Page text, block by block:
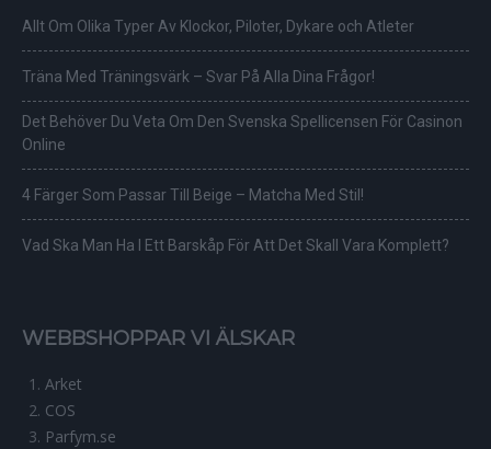
Allt Om Olika Typer Av Klockor, Piloter, Dykare och Atleter
Träna Med Träningsvärk – Svar På Alla Dina Frågor!
Det Behöver Du Veta Om Den Svenska Spellicensen För Casinon
Online
4 Färger Som Passar Till Beige – Matcha Med Stil!
Vad Ska Man Ha I Ett Barskåp För Att Det Skall Vara Komplett?
WEBBSHOPPAR VI ÄLSKAR
Arket
COS
Parfym.se